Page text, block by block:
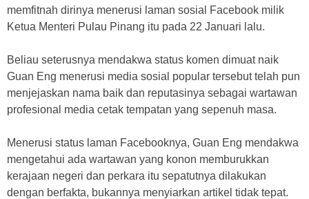
memfitnah dirinya menerusi laman sosial Facebook milik
Ketua Menteri Pulau Pinang itu pada 22 Januari lalu.
Beliau seterusnya mendakwa status komen dimuat naik
Guan Eng menerusi media sosial popular tersebut telah pun
menjejaskan nama baik dan reputasinya sebagai wartawan
profesional media cetak tempatan yang sepenuh masa.
Menerusi status laman Facebooknya, Guan Eng mendakwa
mengetahui ada wartawan yang konon memburukkan
kerajaan negeri dan perkara itu sepatutnya dilakukan
dengan berfakta, bukannya menyiarkan artikel tidak tepat.